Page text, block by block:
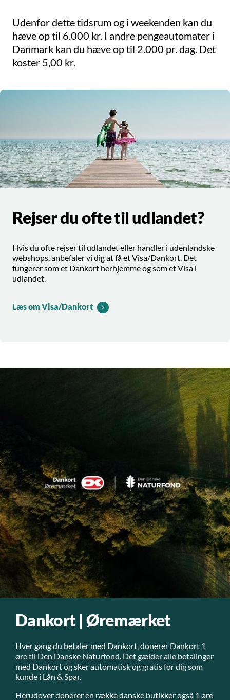
Udenfor dette tidsrum og i weekenden kan du
hæve op til 6.000 kr. I andre pengeautomater i
Danmark kan du hæve op til 2.000 pr. dag. Det
koster 5,00 kr.
Rejser du ofte til udlandet?
Hvis du ofte rejser til udlandet eller handler i udenlandske
webshops, anbefaler vi dig at få et Visa/Dankort. Det
fungerer som et Dankort herhjemme og som et Visa i
udlandet.
Læs om Visa/Dankort
Dankort | Øremærket
Hver gang du betaler med Dankort, donerer Dankort 1
øre til Den Danske Naturfond. Det gælder alle betalinger
med Dankort og sker automatisk og gratis for dig som
kunde i Lån & Spar.
Herudover donerer en række danske butikker også 1 øre